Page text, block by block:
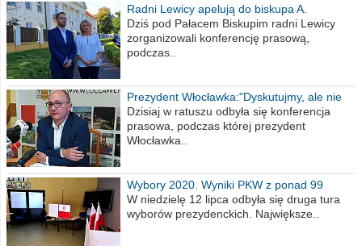
Radni Lewicy apelują do biskupa A.
Wiesława Meringa
Dziś pod Pałacem Biskupim radni Lewicy
zorganizowali konferencję prasową,
podczas..
Prezydent Włocławka:"Dyskutujmy, ale nie
obrażajmy się”
Dzisiaj w ratuszu odbyła się konferencja
prasowa, podczas której prezydent
Włocławka..
Wybory 2020. Wyniki PKW z ponad 99
procent obwodów
W niedzielę 12 lipca odbyła się druga tura
wyborów prezydenckich. Największe..